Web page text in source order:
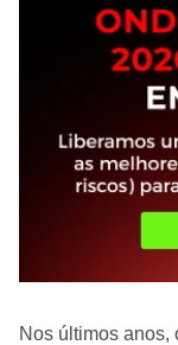
Nos últimos anos,